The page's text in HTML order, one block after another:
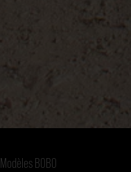
Modèles BOBO